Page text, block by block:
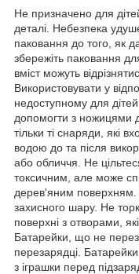
Не призначено для
деталі. Небезпека
паковання до того, як
збережіть паковання
вміст можуть
Використовувати у
недоступному для
допомогти з ножицями
тільки ті снаряди, які
водою до та після
або обличчя. Не
токсичним, але може
дерев'яним
захисного шару. Не
поверхні з отворами,
Батарейки, що не
перезарядці.
з іграшки перед